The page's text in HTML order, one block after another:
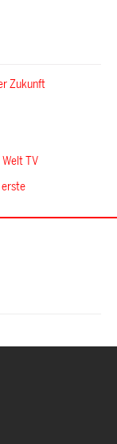
Zukunft
TV